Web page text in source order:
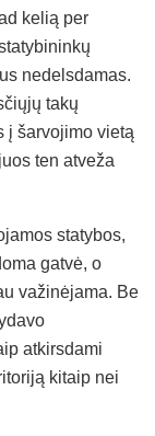
kelią per
nedelsdamas.
takų
į šarvojimo vietą
ten atveža
statybos,
gatvė, o
važinėjama. Be
atkirsdami
kitaip nei